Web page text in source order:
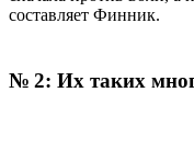
составляет Финник.
№ 2: Их таких